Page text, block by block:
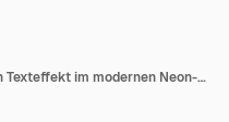
Zeigen Sie einen bearbeitbaren Texteffekt im modernen Neon-Stil